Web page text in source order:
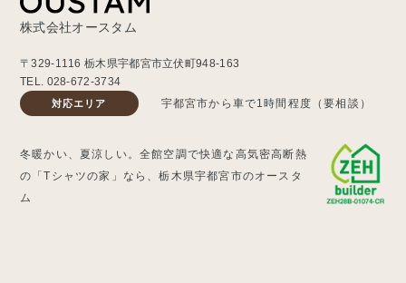
株式会社オースタム
〒329-1116 栃木県宇都宮市立伏町948-163
TEL. 028-672-3734
対応エリア 宇都宮市から車で1時間程度（要相談）
冬暖かい、夏涼しい。全館空調で快適な高気密高断熱
の「Tシャツの家」なら、栃木県宇都宮市のオースタ
ム